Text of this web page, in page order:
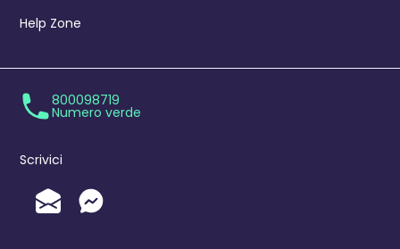
Help Zone
800098719
Numero verde
Scrivici
Invia un'Email
Messenger